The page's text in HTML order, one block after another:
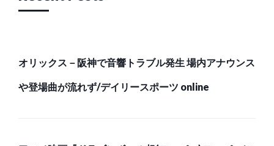
オリックス－阪神で音響トラブル発生 場内アナウンス
や登場曲が流れず/デイリースポーツ online